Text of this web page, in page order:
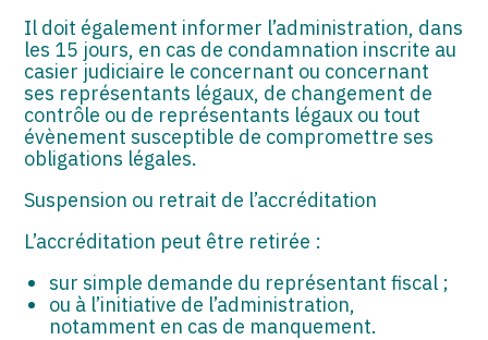
Il doit également informer l’administration, dans
les 15 jours, en cas de condamnation inscrite au
casier judiciaire le concernant ou concernant
ses représentants légaux, de changement de
contrôle ou de représentants légaux ou tout
évènement susceptible de compromettre ses
obligations légales.
Suspension ou retrait de l’accréditation
L’accréditation peut être retirée :
sur simple demande du représentant fiscal ;
ou à l’initiative de l’administration,
notamment en cas de manquement.